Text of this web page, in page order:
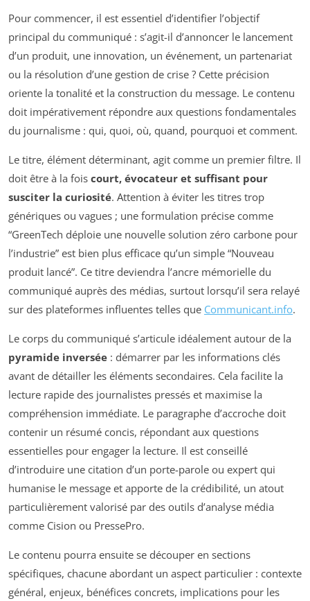
Pour commencer, il est essentiel d’identifier l’objectif
principal du communiqué : s’agit-il d’annoncer le lancement
d’un produit, une innovation, un événement, un partenariat
ou la résolution d’une gestion de crise ? Cette précision
oriente la tonalité et la construction du message. Le contenu
doit impérativement répondre aux questions fondamentales
du journalisme : qui, quoi, où, quand, pourquoi et comment.
Le titre, élément déterminant, agit comme un premier filtre. Il
doit être à la fois court, évocateur et suffisant pour
susciter la curiosité. Attention à éviter les titres trop
génériques ou vagues ; une formulation précise comme
“GreenTech déploie une nouvelle solution zéro carbone pour
l’industrie” est bien plus efficace qu’un simple “Nouveau
produit lancé”. Ce titre deviendra l’ancre mémorielle du
communiqué auprès des médias, surtout lorsqu’il sera relayé
sur des plateformes influentes telles que Communicant.info.
Le corps du communiqué s’articule idéalement autour de la
pyramide inversée : démarrer par les informations clés
avant de détailler les éléments secondaires. Cela facilite la
lecture rapide des journalistes pressés et maximise la
compréhension immédiate. Le paragraphe d’accroche doit
contenir un résumé concis, répondant aux questions
essentielles pour engager la lecture. Il est conseillé
d’introduire une citation d’un porte-parole ou expert qui
humanise le message et apporte de la crédibilité, un atout
particulièrement valorisé par des outils d’analyse média
comme Cision ou PressePro.
Le contenu pourra ensuite se découper en sections
spécifiques, chacune abordant un aspect particulier : contexte
général, enjeux, bénéfices concrets, implications pour les